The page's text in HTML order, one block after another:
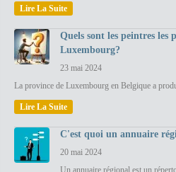
Lire La Suite
Quels sont les peintres les
Luxembourg?
23 mai 2024
La province de Luxembourg en Belgique a
Lire La Suite
C'est quoi un annuaire
20 mai 2024
Un annuaire régional est un